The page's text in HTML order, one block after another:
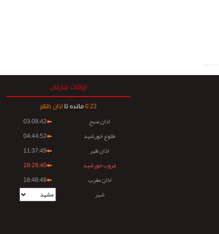
اوقات شرعی
0:22 مانده تا اذان ظهر
اذان صبح
03:08:42
طلوع خورشید
04:44:52
اذان ظهر
11:37:49
غروب خورشید
18:28:40
اذان مغرب
18:48:48
شهر